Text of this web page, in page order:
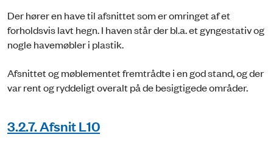
Der hører en have til afsnittet som er omringet af et
forholdsvis lavt hegn. I haven står der bl.a. et gyngestativ og
nogle havemøbler i plastik.
Afsnittet og møblementet fremtrådte i en god stand, og der
var rent og ryddeligt overalt på de besigtigede områder.
3.2.7. Afsnit L10